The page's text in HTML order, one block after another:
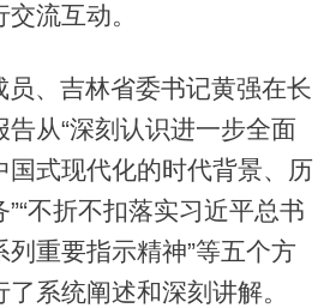
流互动。
员、吉林省委书记黄强在长
从“深刻认识进一步全面
国式现代化的时代背景、历
不折不扣落实习近平总书
重要指示精神”等五个方
系统阐述和深刻讲解。